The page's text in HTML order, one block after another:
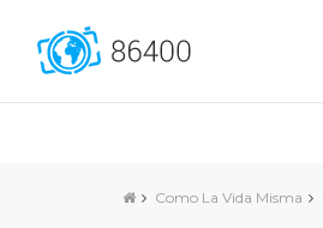
Como La Vida Misma